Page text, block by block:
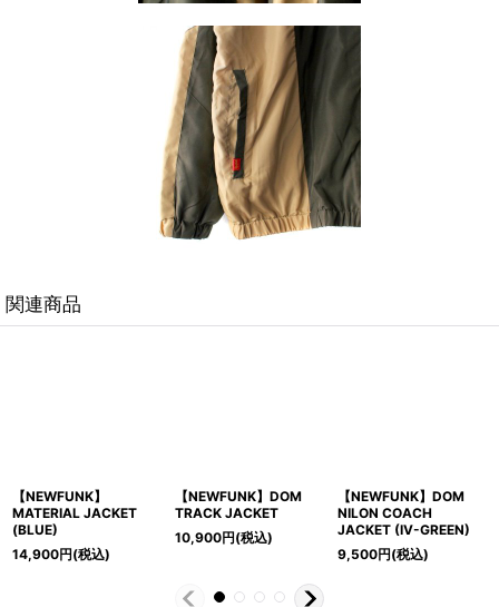
関連商品
DOM
【NEWFUNK】DOM
NILON COACH
JACKET (BLACK)
9,500
【NEWFUNK】KEEP
SHININ TRACK
JACKET (GREEN)
(税込)
【NEWFUNK
JACKET
12,900円(税